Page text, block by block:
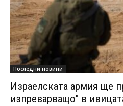
Последни новини
Израелската армия ще
изпреварващо" в